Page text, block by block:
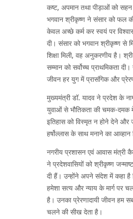
कष्ट, अपमान तथा पीड़ाओं को सहन
भगवान श्रीकृष्ण ने संसार को फल
केवल अच्छे कर्म कर स्वयं पर
दी। संसार को भगवान श्रीकृष्ण से
शिक्षा मिली, वह अनुकरणीय है।
सम्मान को सर्वोच्च प्राथमिकता
जीवन हर युग में प्रासंगिक और
मुख्यमंत्री डॉ. यादव ने प्रदेश के
युवाओं से भौतिकता की चमक-दमक
इतिहास को विस्मृत न होने देने और
हर्षोल्लास के साथ मनाने का आव्हान
नगरीय प्रशासन एवं आवास मंत्री
ने प्रदेशवासियों को श्रीकृष्ण
दी हैं। उन्होंने अपने संदेश में कहा है
हमेशा सत्य और न्याय के मार्ग पर
है। उनका प्रेरणादायी जीवन हम
चलने की सीख देता है।